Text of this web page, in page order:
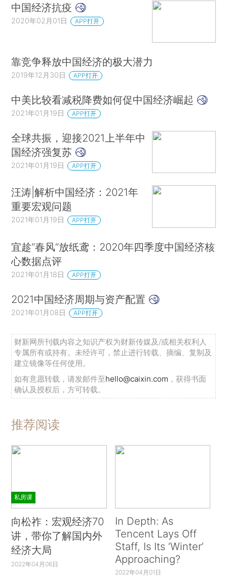
中国经济抗疫
2020年02月01日 APP打开
靠竞争释放中国经济的极大潜力
2019年12月30日 APP打开
中美比较看减税降费如何促中国经济崛起
2021年01月19日 APP打开
全球共振，迎接2021上半年中
国经济强复苏
2021年01月19日 APP打开
汪涛|解析中国经济：2021年
重要宏观问题
2021年01月19日 APP打开
宜趁“春风”放纸鸢：2020年四季度中国经济核
心数据点评
2021年01月18日 APP打开
2021中国经济周期与资产配置
2021年01月08日 APP打开
财新网所刊载内容之知识产权为财新传媒及/或相关权利人
专属所有或持有。未经许可，禁止进行转载、摘编、复制及
建立镜像等任何使用。
如有意愿转载，请发邮件至hello@caixin.com ，获得书面
确认及授权后，方可转载。
推荐阅读
私房课
向松祚：宏观经济70
讲，带你了解国内外
经济大局
2022年04月06日
In Depth: As
Tencent Lays Off
Staff, Is Its ‘Winter’
Approaching?
2022年04月01日